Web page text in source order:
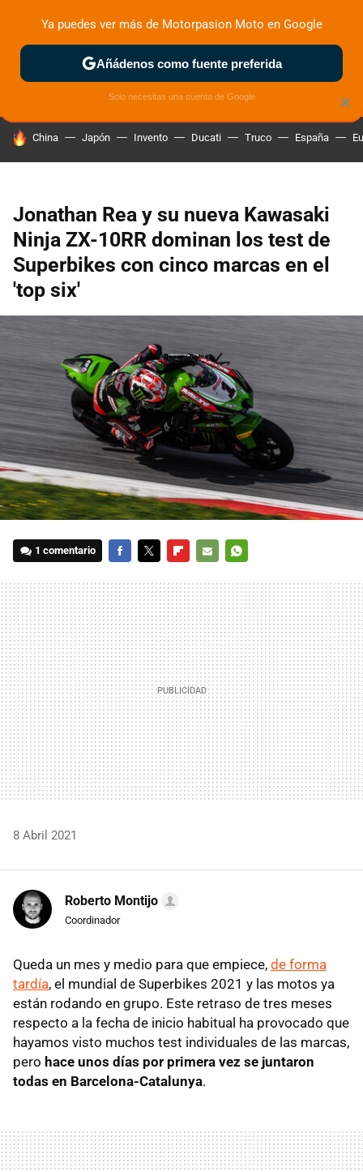
ZONA DE PRUEBAS DEPORTIVAS MOTOS ELÉCTRICAS
HOY SE HABLA DE
China Japón Invento Ducati Truco España
Jonathan Rea y su nueva Kawasaki
Ninja ZX-10RR dominan los test de
Superbikes con cinco marcas en el
'top six'
1 comentario
MAIL
8 Abril 2021
Roberto Montijo
Coordinador
Queda un mes y medio para que empiece, de forma
tardía, el mundial de Superbikes 2021 y las motos ya
están rodando en grupo. Este retraso de tres meses
respecto a la fecha de inicio habitual ha provocado que
hayamos visto muchos test individuales de las marcas,
pero hace unos días por primera vez se juntaron
todas en Barcelona-Catalunya.
×
Ya puedes ver más de Motorpasion Moto en Google
Añádenos como fuente preferida
Solo necesitas una cuenta de Google